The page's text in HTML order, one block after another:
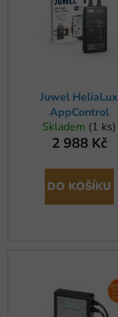
Juwel HeliaLux
AppControl
Skladem (1 ks)
2 988 Kč
DO KOŠÍKU